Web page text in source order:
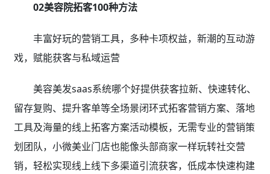
02美容院拓客100种方法
丰富好玩的营销工具，多种卡项权益，新潮的互动游
戏，赋能获客与私域运营
美容美发saas系统哪个好提供获客拉新、快速转化、
留存复购、提升客单等全场景闭环式拓客营销方案、落地
工具及海量的线上拓客方案活动模板，无需专业的营销策
划团队，小微美业门店也能像头部商家一样玩转社交营
销，轻松实现线上线下多渠道引流获客，低成本快速构建